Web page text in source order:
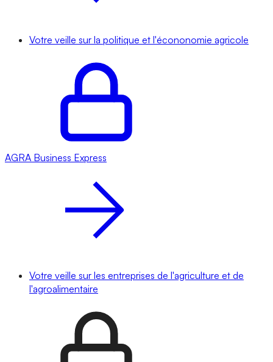
Votre veille sur la politique et l'écononomie agricole
AGRA Business Express
Votre veille sur les entreprises de l'agriculture et de
l'agroalimentaire